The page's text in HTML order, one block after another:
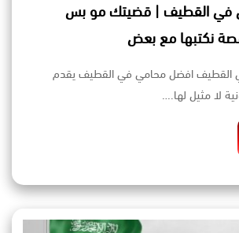
في القطيف | قضيتك مو بس
نكتبها مع بعض
القطيف افضل محامي في القطيف يقدم
لا مثيل لها.…